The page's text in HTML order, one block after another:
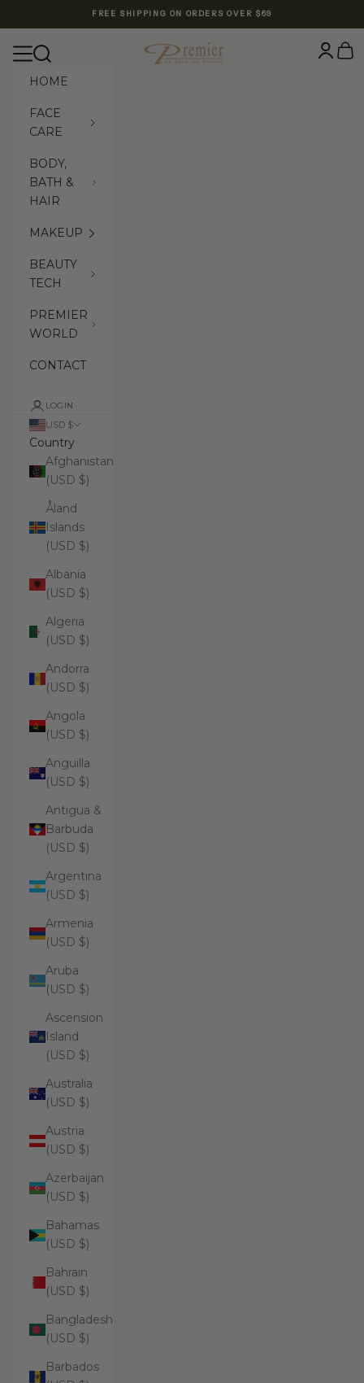
FREE SHIPPING ON ORDERS OVER $69
Premier Dead Sea International Website
Navigation menu
Search Login
Cart
HOME
FACE
CARE
BODY,
BATH &
HAIR
MAKEUP
BEAUTY
TECH
PREMIER
WORLD
CONTACT
LOGIN
USD $
Country
Afghanistan
(USD $)
Åland
Islands
(USD $)
Albania
(USD $)
Algeria
(USD $)
Andorra
(USD $)
Angola
(USD $)
Anguilla
(USD $)
Antigua &
Barbuda
(USD $)
Argentina
(USD $)
Armenia
(USD $)
Aruba
(USD $)
Ascension
Island
(USD $)
Australia
(USD $)
Austria
(USD $)
Azerbaijan
(USD $)
Bahamas
(USD $)
Bahrain
(USD $)
Bangladesh
(USD $)
Barbados